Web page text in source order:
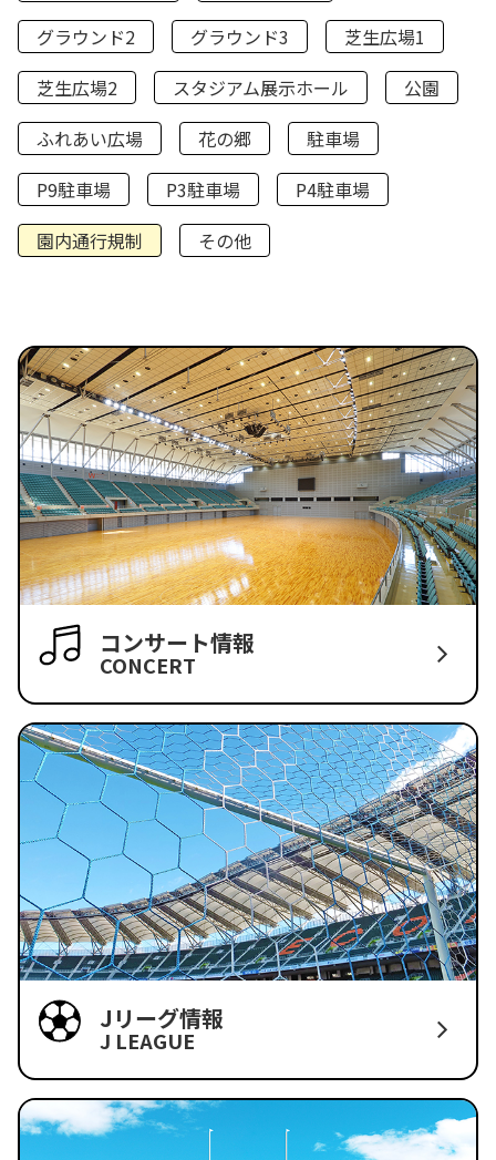
グラウンド2
グラウンド3
芝生広場1
芝生広場2
スタジアム展示ホール
公園
ふれあい広場
花の郷
駐車場
P9駐車場
P3駐車場
P4駐車場
園内通行規制
その他
コンサート情報
CONCERT
Jリーグ情報
J LEAGUE